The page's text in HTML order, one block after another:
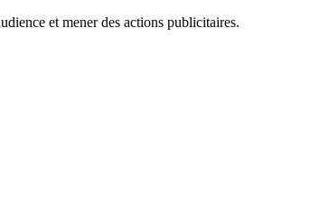
et mener des actions publicitaires.